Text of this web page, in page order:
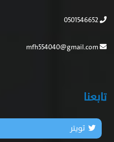
تابعنا
تويتر